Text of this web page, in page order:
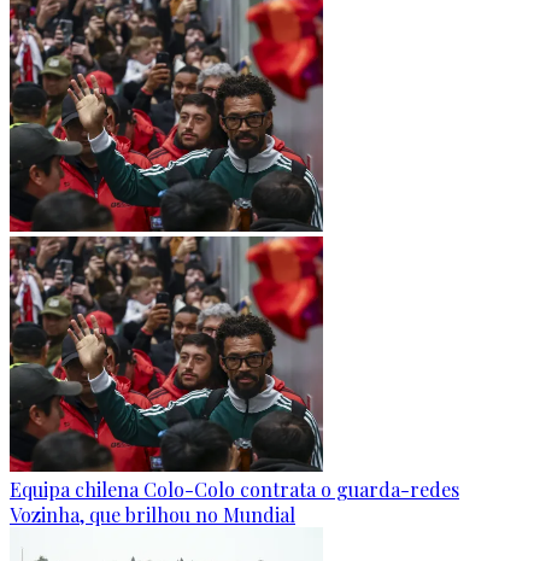
Equipa chilena Colo-Colo contrata o guarda-redes
Vozinha, que brilhou no Mundial